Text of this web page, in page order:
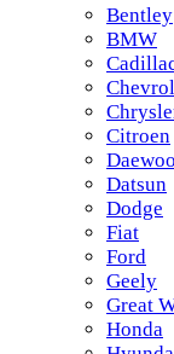
Bentley
BMW
Citroen
Daewoo
Datsun
Dodge
Fiat
Ford
Geely
Great
Honda